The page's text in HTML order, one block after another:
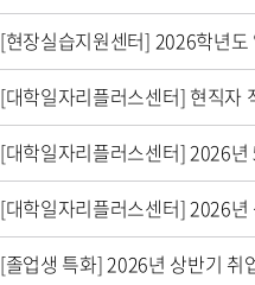
[현장실습지원센터] 2026학년도
[대학일자리플러스센터] 현직자
[대학일자리플러스센터] 2026
[대학일자리플러스센터] 2026
[졸업생 특화] 2026년 상반기 취